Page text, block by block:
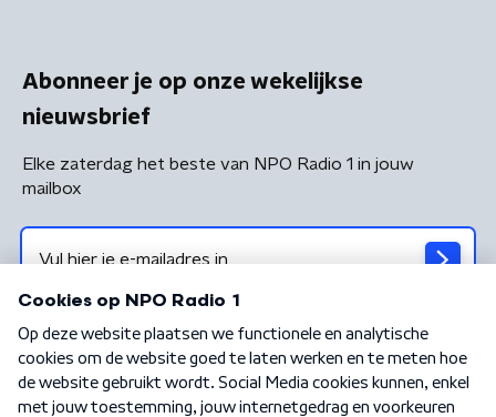
Abonneer je op onze wekelijkse
nieuwsbrief
Elke zaterdag het beste van NPO Radio 1 in jouw
mailbox
Algemene voorwaarden